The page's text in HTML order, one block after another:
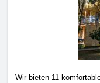
Wir bieten 11